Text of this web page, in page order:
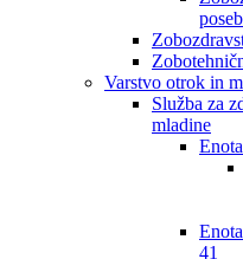
Varstvo otrok in
Služba za
mladine
41